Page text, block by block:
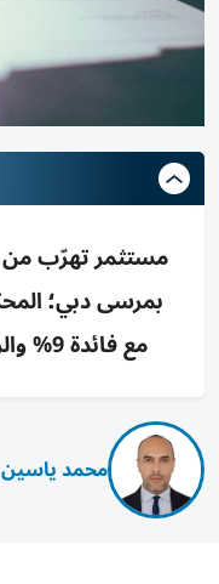
مع فائدة 9% والرسوم بعد ثبوت عدم السداد
محمد ياسين